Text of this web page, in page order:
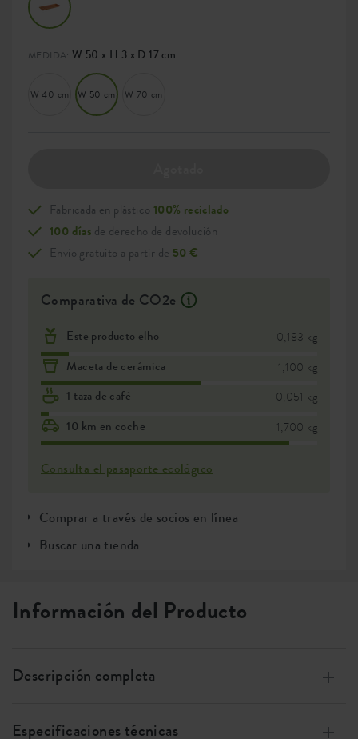
MEDIDA: W 50 x H 3 x D 17 cm
W 40 cm W 50 cm W 70 cm
Fabricada en plástico 100% reciclado
100 días de derecho de devolución
Envío gratuito a partir de 50 €
Comparativa de CO2e
Este producto elho 0,183 kg
Maceta de cerámica 1,100 kg
1 taza de café 0,051 kg
10 km en coche 1,700 kg
Consulta el pasaporte ecológico
Comprar a través de socios en línea
Buscar una tienda
Información del Producto
Descripción completa
y 100% reciclable.
Especificaciones técnicas